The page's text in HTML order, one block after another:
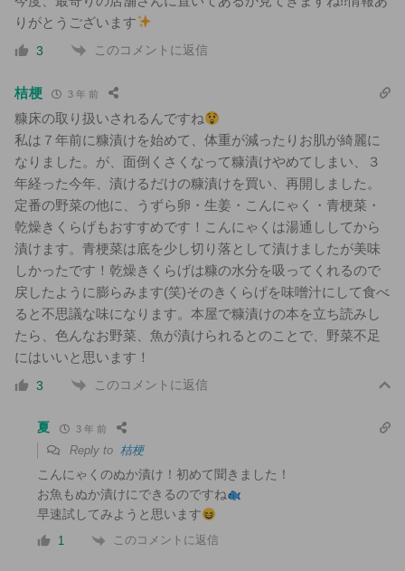
りがとうございます
3 このコメントに返信
桔梗 3 年 前
糠床の取り扱いされるんですね
私は７年前に糠漬けを始めて、体重が減ったりお肌が綺麗に
なりました。が、面倒くさくなって糠漬けやめてしまい、３
年経った今年、漬けるだけの糠漬けを買い、再開しました。
定番の野菜の他に、うずら卵・生姜・こんにゃく・青梗菜・
乾燥きくらげもおすすめです！こんにゃくは湯通ししてから
漬けます。青梗菜は底を少し切り落として漬けましたが美味
しかったです！乾燥きくらげは糠の水分を吸ってくれるので
戻したように膨らみます(笑)そのきくらげを味噌汁にして食べ
ると不思議な味になります。本屋で糠漬けの本を立ち読みし
たら、色んなお野菜、魚が漬けられるとのことで、野菜不足
にはいいと思います！
3 このコメントに返信
夏 3 年 前
Reply to 桔梗
こんにゃくのぬか漬け！初めて聞きました！
お魚もぬか漬けにできるのですね
早速試してみようと思います
1 このコメントに返信